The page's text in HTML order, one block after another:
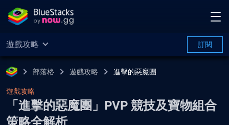
遊戲攻略 訂閱
部落格 遊戲攻略 進擊的惡魔團
遊戲攻略
「進擊的惡魔團」PVP 競技及寶物組合
策略全解析